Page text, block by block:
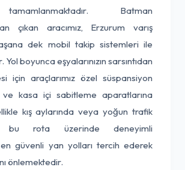
Batman
çıkan aracımız, Erzurum varış
dek mobil takip sistemleri ile
boyunca eşyalarınızın sarsıntıdan
için araçlarımız özel süspansiyon
ve kasa içi sabitleme aparatlarına
kış aylarında veya yoğun trafik
bu rota üzerinde deneyimli
güvenli yan yolları tercih ederek
önlemektedir.